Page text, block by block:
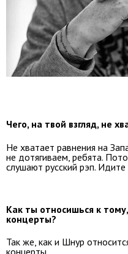
Чего, на твой взгляд, не
Не хватает равнения на
не дотягиваем, ребята.
слушают русский рэп.
Как ты относишься к
концерты?
Так же, как и Шнур